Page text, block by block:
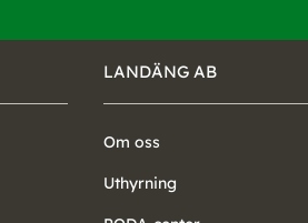
LANDÄNG AB
Om oss
Uthyrning